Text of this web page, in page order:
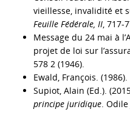
vieillesse, invalidité et
Feuille Fédérale, II, 717-
Message du 24 mai à
projet de loi sur
578 2 (1946).
Ewald, François. (1986).
Supiot, Alain (Ed.).
principe juridique. Odile